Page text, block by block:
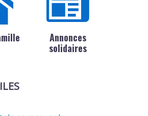
Annonces
solidaires